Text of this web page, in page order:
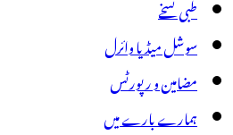
طبی نسخے
سوشل میڈیا وائرل
مضامین و رپورٹس
ہمارے بارے میں